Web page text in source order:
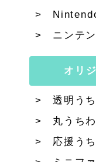
ニンテ
オリ
透明う
丸うち
応援う